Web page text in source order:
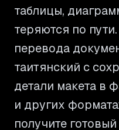
таблицы,
теряются по
перевода
таитянский с
детали макета в
и других
получите